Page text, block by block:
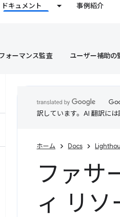
ドキュメント 事例紹介
ォーマンス監査 ユーザー補助の
訳しています。AI 翻訳には
ホーム Docs
ファサ
ィ リ